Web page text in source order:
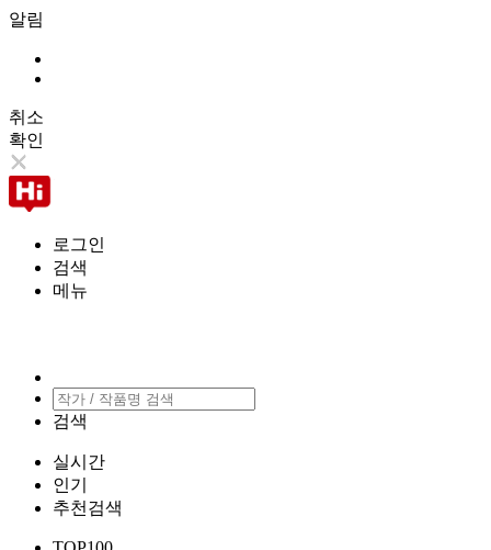
알림
취소
확인
로그인
검색
메뉴
검색
실시간
인기
추천검색